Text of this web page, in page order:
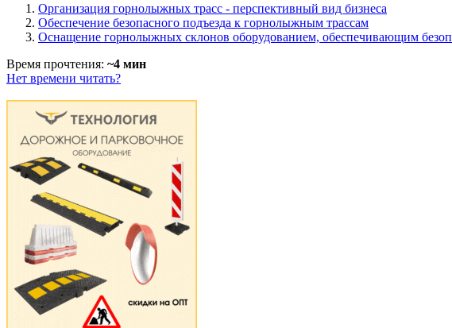
Организация горнолыжных трасс - перспективный вид бизнеса
Обеспечение безопасного подъезда к горнолыжным трассам
Оснащение горнолыжных склонов оборудованием, обеспечивающим
Время прочтения: ~4 мин
Нет времени читать?